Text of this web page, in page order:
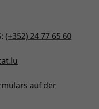
(+352) 24 77 65 60
auf der